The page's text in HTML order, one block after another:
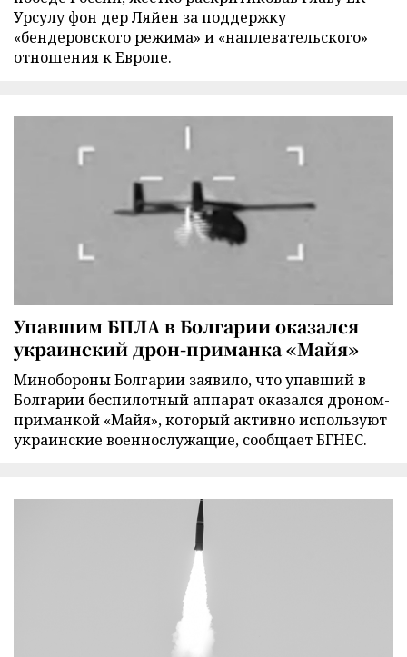
Урсулу фон дер Ляйен за поддержку
«бендеровского режима» и «наплевательского»
отношения к Европе.
Упавшим БПЛА в Болгарии оказался
украинский дрон-приманка «Майя»
Минобороны Болгарии заявило, что упавший в
Болгарии беспилотный аппарат оказался дроном-
приманкой «Майя», который активно используют
украинские военнослужащие, сообщает БГНЕС.